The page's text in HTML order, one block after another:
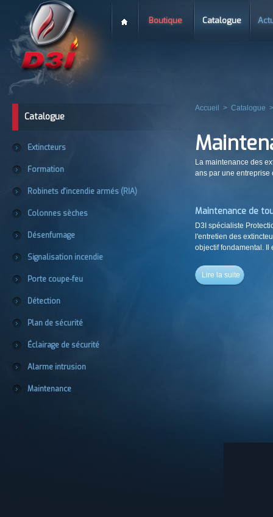
Boutique Catalogue
Catalogue
Extincteurs
Formation
Robinets d'incendie armés (RIA)
Colonnes sèches
Désenfumage
Signalisation incendie
Porte coupe-feu
Détection
Plan de sécurité
Éclairage de sécurité
Alarme intrusion
Maintenance
Accueil > Catalogue
La maintenance des
ans par une entreprise
Maintenance de
D3I spécialiste
l'entretien des
objectif fondamental. Il
Lire la suite